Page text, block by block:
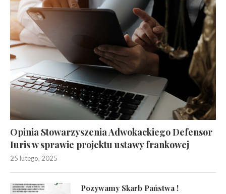
Opinia Stowarzyszenia Adwokackiego Defensor
Iuris w sprawie projektu ustawy frankowej
25 lutego, 2025
Pozywamy Skarb Państwa !